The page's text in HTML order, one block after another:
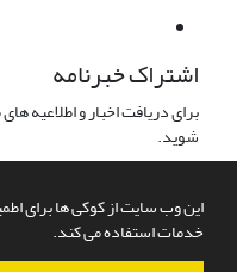
این وب سایت از کوکی ها برای
خدمات استفاده می کند.
اشتراک خبرنامه
برای دریافت اخبار و اطلاعیه
شوید.